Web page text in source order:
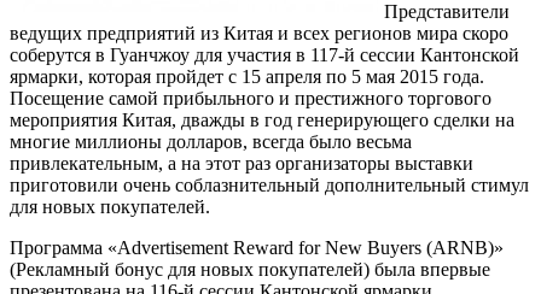
Представители
ведущих предприятий из Китая и всех регионов мира скоро
соберутся в Гуанчжоу для участия в 117-й сессии Кантонской
ярмарки, которая пройдет с 15 апреля по 5 мая 2015 года.
Посещение самой прибыльного и престижного торгового
мероприятия Китая, дважды в год генерирующего сделки на
многие миллионы долларов, всегда было весьма
привлекательным, а на этот раз организаторы выставки
приготовили очень соблазнительный дополнительный стимул
для новых покупателей.
Программа «Advertisement Reward for New Buyers (ARNB)»
(Рекламный бонус для новых покупателей) была впервые